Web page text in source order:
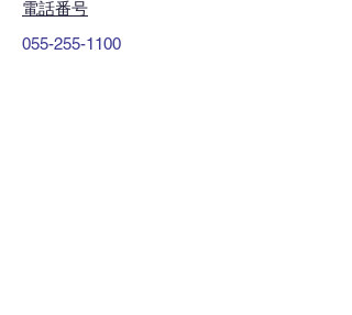
電話番号
055-255-1100